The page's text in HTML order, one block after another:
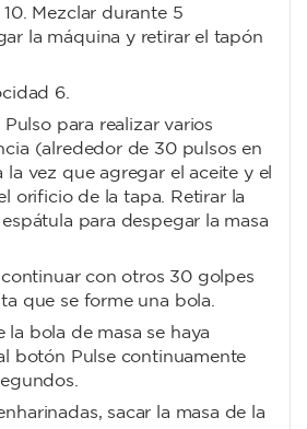
Mezclar durante 5
la máquina y retirar el tapón
6.
para realizar varios
(alrededor de 30 pulsos en
la vez que agregar el aceite y el
orificio de la tapa. Retirar la
para despegar la masa
con otros 30 golpes
que se forme una bola.
la bola de masa se haya
botón Pulse continuamente
sacar la masa de la